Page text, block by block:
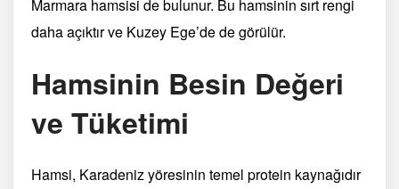
Marmara hamsisi de bulunur. Bu hamsinin sırt rengi
daha açıktır ve Kuzey Ege’de de görülür.
Hamsinin Besin Değeri
ve Tüketimi
Hamsi, Karadeniz yöresinin temel protein kaynağıdır